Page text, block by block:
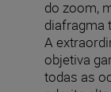
do zoom,
diafragma
A
objetiva
todas as